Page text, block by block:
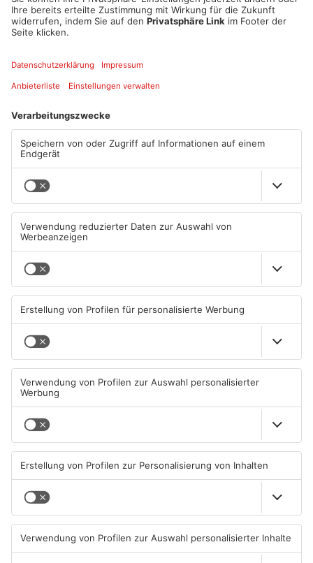
Mehr aus Main-
Kinzig-Kreis
Wächtersbacher
Schwimmbad bleibt heute
geschlossen
05.08.2026, 07:31 UHR IN MAIN-
KINZIG-KREIS
Neue Sperrungen rund um
KINZIG-KREIS
TOPNEWS
Wo ist Selena Fröhlich aus